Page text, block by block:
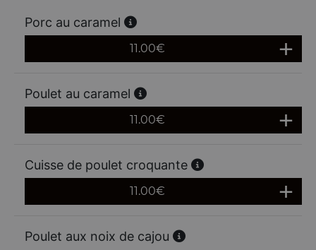
Porc au caramel
11.00€
Poulet au caramel
11.00€
Cuisse de poulet croquante
11.00€
Poulet aux noix de cajou